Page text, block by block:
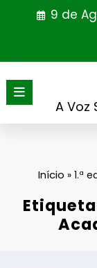
9 de
A Voz
Início » 1.ª